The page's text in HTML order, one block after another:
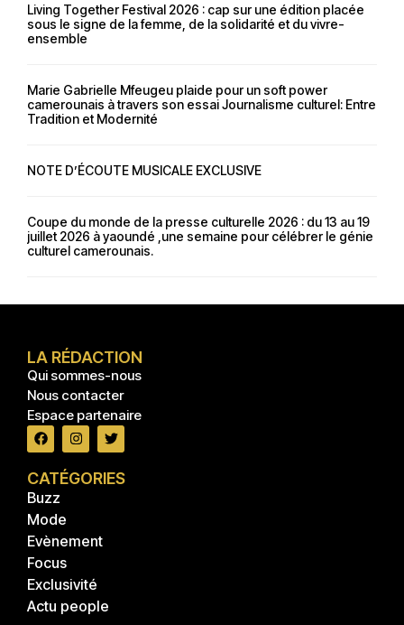
Living Together Festival 2026 : cap sur une édition placée
sous le signe de la femme, de la solidarité et du vivre-
ensemble
Marie Gabrielle Mfeugeu plaide pour un soft power
camerounais à travers son essai Journalisme culturel: Entre
Tradition et Modernité
NOTE D’ÉCOUTE MUSICALE EXCLUSIVE
Coupe du monde de la presse culturelle 2026 : du 13 au 19
juillet 2026 à yaoundé ,une semaine pour célébrer le génie
culturel camerounais.
LA RÉDACTION
Qui sommes-nous
Nous contacter
Espace partenaire
CATÉGORIES
Buzz
Mode
Evènement
Focus
Exclusivité
Actu people